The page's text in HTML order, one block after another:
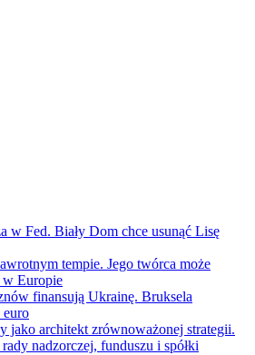
w Fed. Biały Dom chce usunąć Lisę
tempie. Jego twórca może
w Europie
finansują Ukrainę. Bruksela
euro
jako architekt zrównoważonej strategii.
nadzorczej, funduszu i spółki